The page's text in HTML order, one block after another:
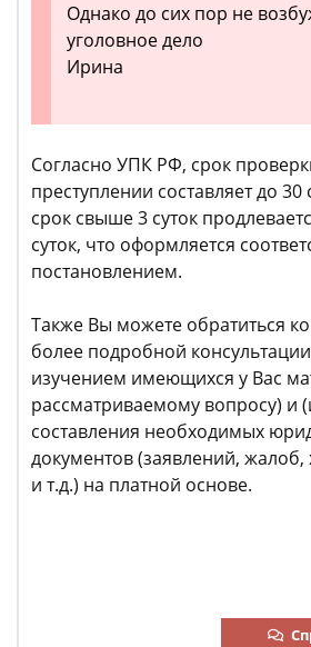
Однако до сих пор не
уголовное дело
Ирина
Согласно УПК РФ, срок
преступлении составляет до 30
срок свыше 3 суток
суток, что оформляется
постановлением.
Также Вы можете обратиться
более подробной
изучением имеющихся у Вас
рассматриваемому вопросу) и
составления необходимых
документов (заявлений, жалоб,
и т.д.) на платной основе.